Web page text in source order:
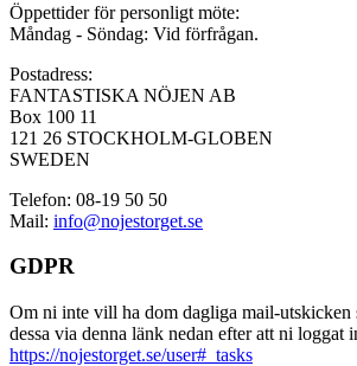
Öppettider för personligt möte:
Måndag - Söndag: Vid förfrågan.
Postadress:
FANTASTISKA NÖJEN AB
Box 100 11
121 26 STOCKHOLM-GLOBEN
SWEDEN
Telefon: 08-19 50 50
Mail: info@nojestorget.se
GDPR
Om ni inte vill ha dom dagliga mail-utskicken
dessa via denna länk nedan efter att ni loggat
https://nojestorget.se/user#_tasks